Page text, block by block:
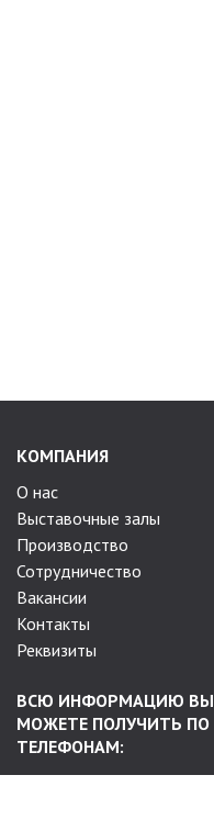
КОМПАНИЯ
О нас
Выставочные залы
Производство
Сотрудничество
Вакансии
Контакты
Реквизиты
ВСЮ ИНФОРМАЦИЮ ВЫ
МОЖЕТЕ ПОЛУЧИТЬ ПО
ТЕЛЕФОНАМ:
+7-983-625-78-81